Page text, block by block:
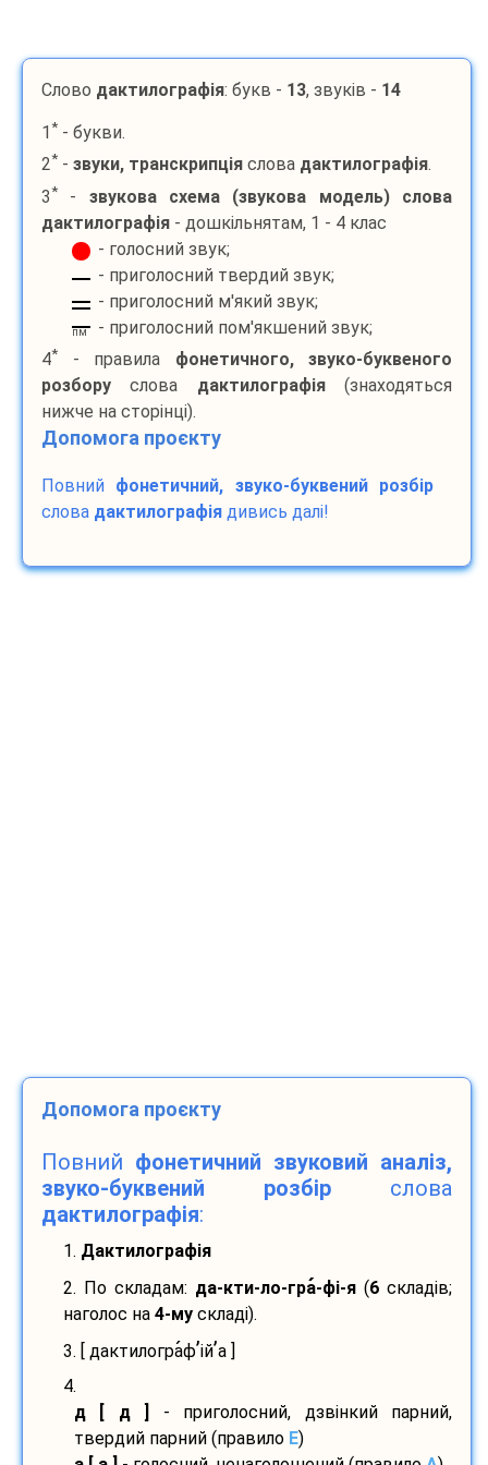
Слово дактилографія: букв - 13, звуків - 14
1 * - букви.
2* - звуки, транскрипція слова дактилографія.
3* - звукова схема (звукова модель) слова
дактилографія - дошкільнятам, 1 - 4 клас
- голосний звук;
- приголосний твердий звук;
- приголосний м'який звук;
пм
- приголосний пом'якшений звук;
4* - правила фонетичного, звуко-буквеного
розбору слова дактилографія(знаходяться
нижче на сторінці).
Допомога проєкту
Повний фонетичний, звуко-буквений розбір
слова дактилографія дивись далі!
Допомога проєкту
Повний фонетичний звуковий аналіз,
звуко-буквений розбір слова
дактилографія:
1. Дактилографія
2. По складам: да-кти-ло-гра-фі-я (6 складів;
наголос на 4-му складі).
3. [ дактилограф’ій’а ]
4.
д [ д ]
- приголосний, дзвінкий парний,
твердий парний (правило E)